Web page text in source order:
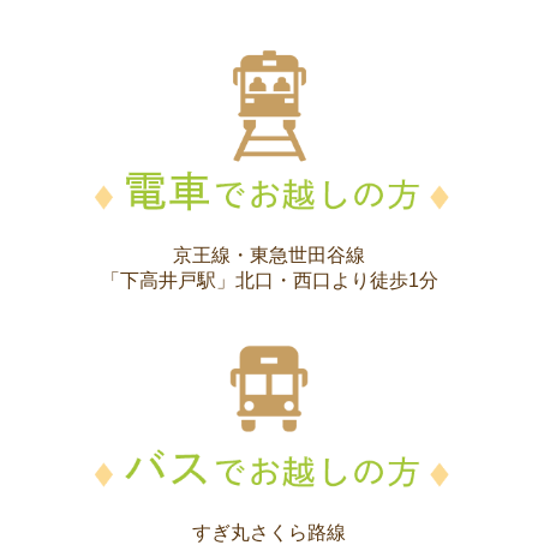
京王線・東急世田谷線
「下高井戸駅」北口・西口より徒歩1分
すぎ丸さくら路線